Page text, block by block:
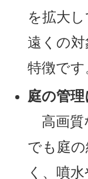
を拡大し
遠くの
特徴です
庭の管理
高画質
でも庭
く、噴